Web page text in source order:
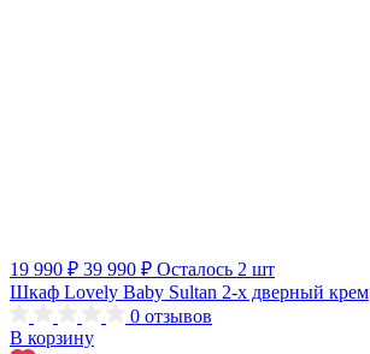
19 990 ₽ 39 990 ₽ Осталось 2 шт
Шкаф Lovely Baby Sultan 2-х дверный крем
0 отзывов
В корзину